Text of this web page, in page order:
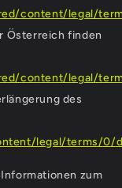
content/legal/
Österreich finden
content/legal/
des
legal/terms/0/
zum